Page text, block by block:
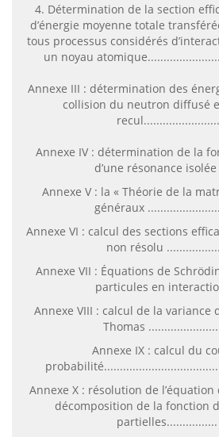
4. Détermination de la section
d’énergie moyenne totale
tous processus considérés
un noyau
Annexe III : détermination des
collision du neutron diffusé
Annexe IV : détermination de la
d’une résonance
Annexe V : la « Théorie de la
généraux
Annexe VI : calcul des sections
non résolu
Annexe VII : Équations de
particules en
Annexe VIII : calcul de la variance
Thomas
Annexe IX : calcul du
Annexe X : résolution de
décomposition de la fonction
partielles................